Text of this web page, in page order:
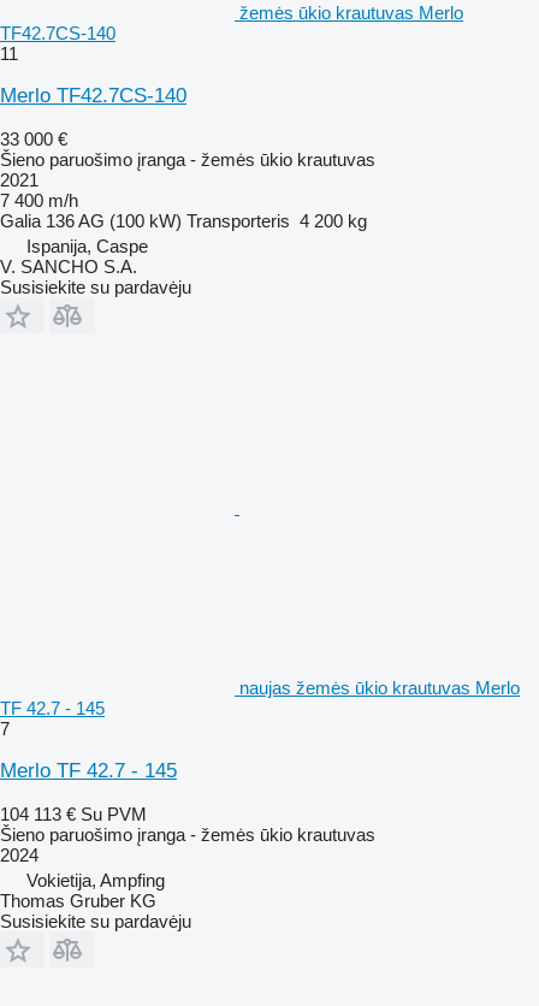
žemės ūkio krautuvas Merlo
TF42.7CS-140
11
Merlo TF42.7CS-140
33 000 €
Šieno paruošimo įranga - žemės ūkio krautuvas
2021
7 400 m/h
Galia 136 AG (100 kW) Transporteris 4 200 kg
Ispanija, Caspe
V. SANCHO S.A.
Susisiekite su pardavėju
naujas žemės ūkio krautuvas Merlo
TF 42.7 - 145
7
Merlo TF 42.7 - 145
104 113 € Su PVM
Šieno paruošimo įranga - žemės ūkio krautuvas
2024
Vokietija, Ampfing
Thomas Gruber KG
Susisiekite su pardavėju